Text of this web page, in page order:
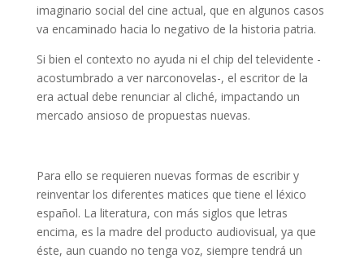
imaginario social del cine actual, que en algunos casos
va encaminado hacia lo negativo de la historia patria.
Si bien el contexto no ayuda ni el chip del televidente -
acostumbrado a ver narconovelas-, el escritor de la
era actual debe renunciar al cliché, impactando un
mercado ansioso de propuestas nuevas.
Para ello se requieren nuevas formas de escribir y
reinventar los diferentes matices que tiene el léxico
español. La literatura, con más siglos que letras
encima, es la madre del producto audiovisual, ya que
éste, aun cuando no tenga voz, siempre tendrá un